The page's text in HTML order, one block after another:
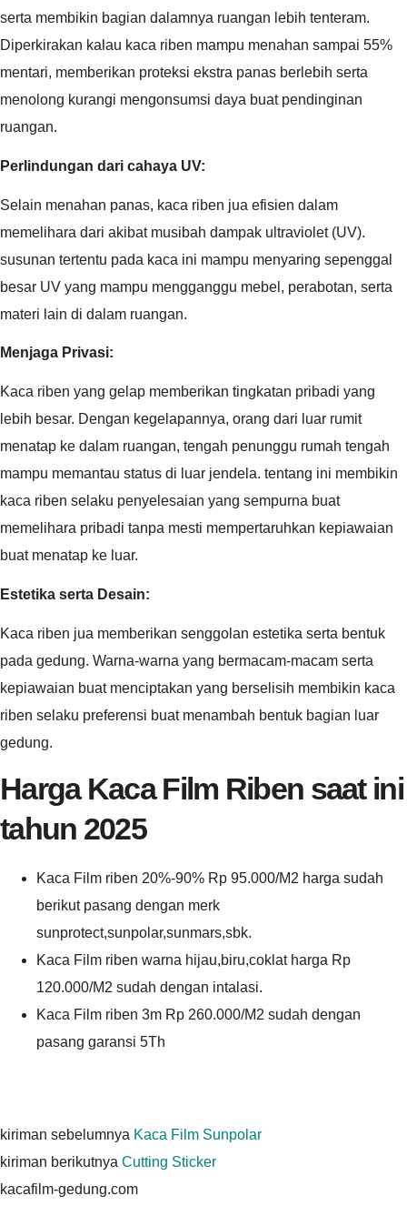
serta membikin bagian dalamnya ruangan lebih tenteram.
Diperkirakan kalau kaca riben mampu menahan sampai 55%
mentari, memberikan proteksi ekstra panas berlebih serta
menolong kurangi mengonsumsi daya buat pendinginan
ruangan.
Perlindungan dari cahaya UV:
Selain menahan panas, kaca riben jua efisien dalam
memelihara dari akibat musibah dampak ultraviolet (UV).
susunan tertentu pada kaca ini mampu menyaring sepenggal
besar UV yang mampu mengganggu mebel, perabotan, serta
materi lain di dalam ruangan.
Menjaga Privasi:
Kaca riben yang gelap memberikan tingkatan pribadi yang
lebih besar. Dengan kegelapannya, orang dari luar rumit
menatap ke dalam ruangan, tengah penunggu rumah tengah
mampu memantau status di luar jendela. tentang ini membikin
kaca riben selaku penyelesaian yang sempurna buat
memelihara pribadi tanpa mesti mempertaruhkan kepiawaian
buat menatap ke luar.
Estetika serta Desain:
Kaca riben jua memberikan senggolan estetika serta bentuk
pada gedung. Warna-warna yang bermacam-macam serta
kepiawaian buat menciptakan yang berselisih membikin kaca
riben selaku preferensi buat menambah bentuk bagian luar
gedung.
Harga Kaca Film Riben saat ini
tahun 2025
Kaca Film riben 20%-90% Rp 95.000/M2 harga sudah
berikut pasang dengan merk
sunprotect,sunpolar,sunmars,sbk.
Kaca Film riben warna hijau,biru,coklat harga Rp
120.000/M2 sudah dengan intalasi.
Kaca Film riben 3m Rp 260.000/M2 sudah dengan
pasang garansi 5Th
kiriman sebelumnya Kaca Film Sunpolar
kiriman berikutnya Cutting Sticker
kacafilm-gedung.com